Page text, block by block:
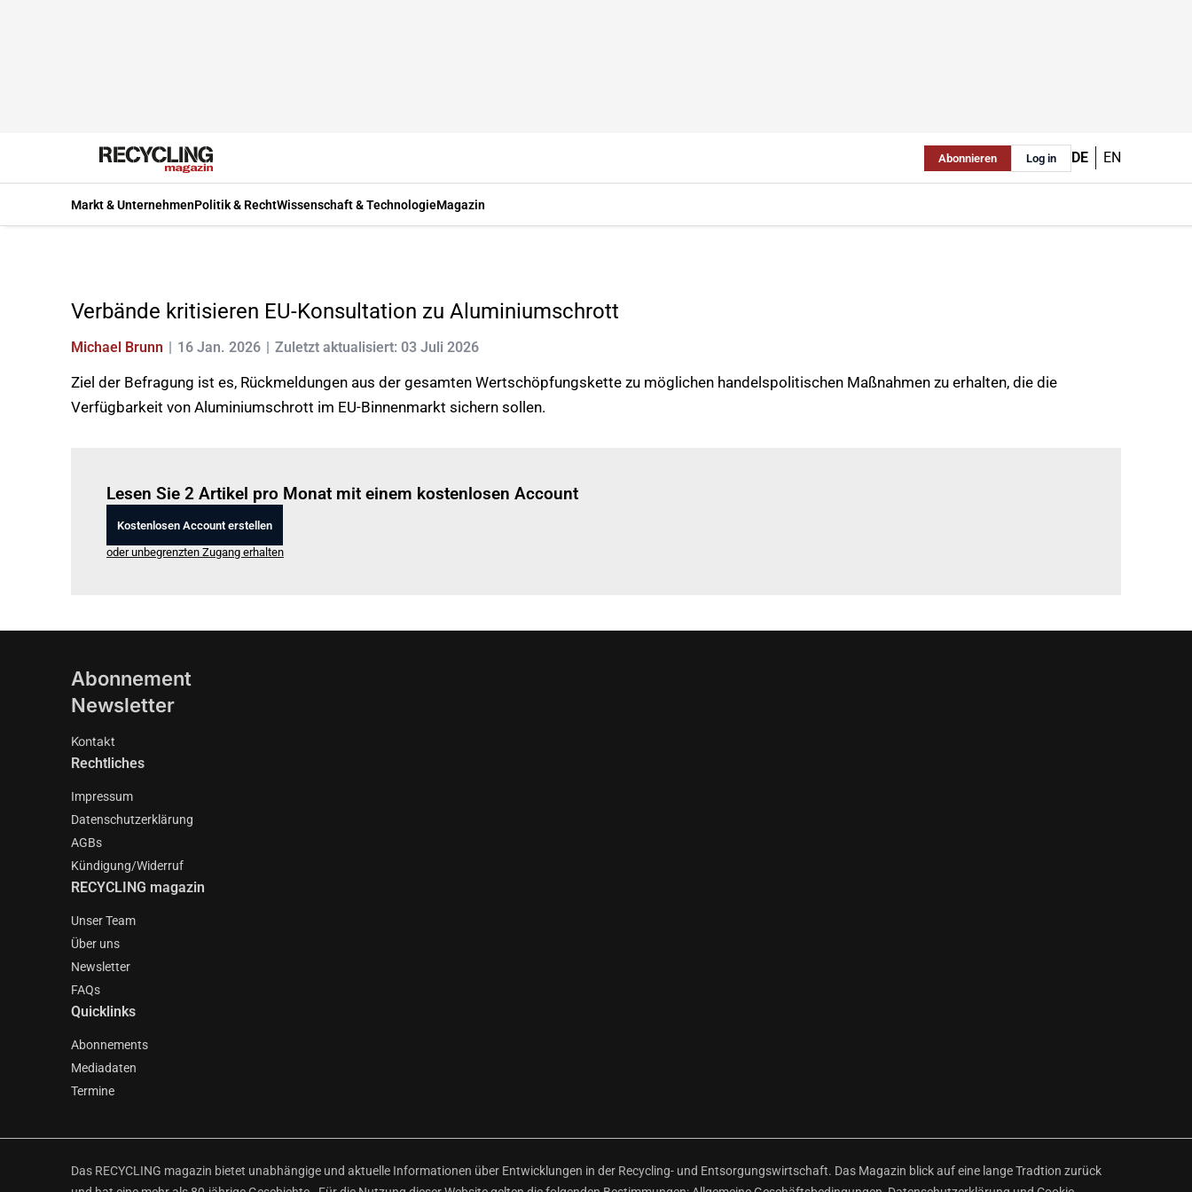
Abonnieren Log in DE EN
Markt & UnternehmenPolitik & RechtWissenschaft & TechnologieMagazin
Verbände kritisieren EU-Konsultation zu Aluminiumschrott
Michael Brunn 16 Jan. 2026 Zuletzt aktualisiert: 03 Juli 2026
Ziel der Befragung ist es, Rückmeldungen aus der gesamten Wertschöpfungskette zu möglichen handelspolitischen Maßnahmen zu erhalten, die die
Verfügbarkeit von Aluminiumschrott im EU-Binnenmarkt sichern sollen.
Lesen Sie 2 Artikel pro Monat mit einem kostenlosen Account
Kostenlosen Account erstellen
oder unbegrenzten Zugang erhalten
Abonnement
Newsletter
Kontakt
Rechtliches
Impressum
Datenschutzerklärung
AGBs
Kündigung/Widerruf
RECYCLING magazin
Unser Team
Über uns
Newsletter
FAQs
Quicklinks
Abonnements
Mediadaten
Termine
Das RECYCLING magazin bietet unabhängige und aktuelle Informationen über Entwicklungen in der Recycling- und Entsorgungswirtschaft. Das Magazin blick auf eine lange Tradtion zurück